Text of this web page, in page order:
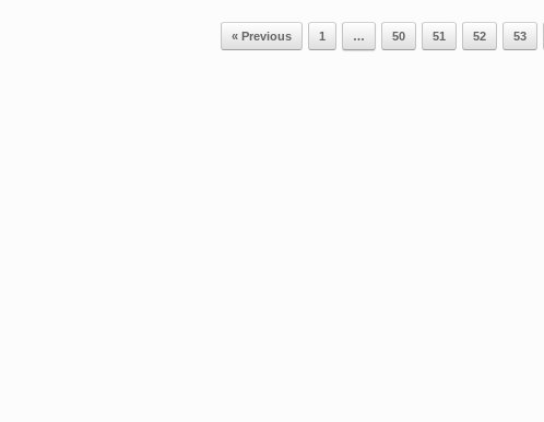
Post navigation« Previous 1 … 50 51 52 53